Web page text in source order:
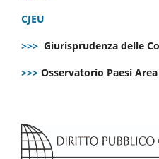
CJEU
>>> Giurisprudenza delle
>>> Osservatorio Paesi